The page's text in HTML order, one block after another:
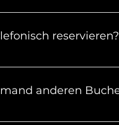
nicht ausgebucht
uns einfach
reservieren?
Mitarbeiter
anderen
einfach die E-Mail